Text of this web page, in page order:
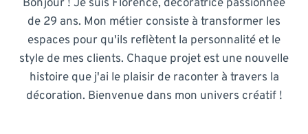
Bonjour ! Je suis Florence, décoratrice passionnée
de 29 ans. Mon métier consiste à transformer les
espaces pour qu'ils reflètent la personnalité et le
style de mes clients. Chaque projet est une nouvelle
histoire que j'ai le plaisir de raconter à travers la
décoration. Bienvenue dans mon univers créatif !